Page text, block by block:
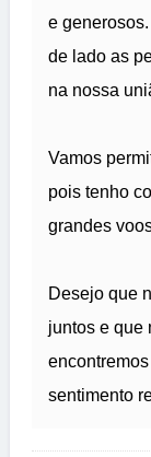
e
de lado as
na nossa
Vamos
pois tenho
grandes
Desejo que
juntos e que
sentimento